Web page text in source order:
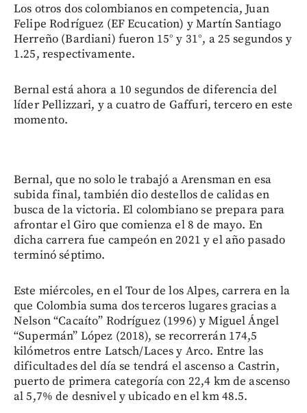
Los otros dos colombianos en competencia, Juan
Felipe Rodríguez (EF Ecucation) y Martín Santiago
Herreño (Bardiani) fueron 15° y 31°, a 25 segundos y
1.25, respectivamente.
Bernal está ahora a 10 segundos de diferencia del
líder Pellizzari, y a cuatro de Gaffuri, tercero en este
momento.
Bernal, que no solo le trabajó a Arensman en esa
subida final, también dio destellos de calidas en
busca de la victoria. El colombiano se prepara para
afrontar el Giro que comienza el 8 de mayo. En
dicha carrera fue campeón en 2021 y el año pasado
terminó séptimo.
Este miércoles, en el Tour de los Alpes, carrera en la
que Colombia suma dos terceros lugares gracias a
Nelson “Cacaíto” Rodríguez (1996) y Miguel Ángel
“Supermán” López (2018), se recorrerán 174,5
kilómetros entre Latsch/Laces y Arco. Entre las
dificultades del día se tendrá el ascenso a Castrin,
puerto de primera categoría con 22,4 km de ascenso
al 5,7% de desnivel y ubicado en el km 48.5.